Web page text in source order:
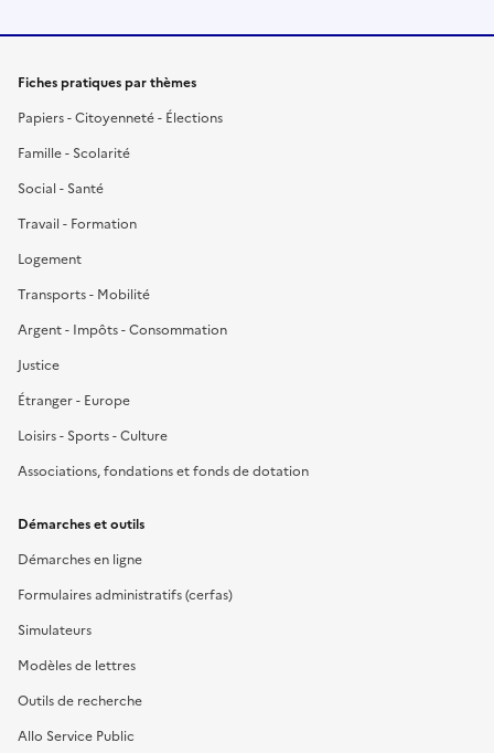
Fiches pratiques par thèmes
Papiers - Citoyenneté - Élections
Famille - Scolarité
Social - Santé
Travail - Formation
Logement
Transports - Mobilité
Argent - Impôts - Consommation
Justice
Étranger - Europe
Loisirs - Sports - Culture
Associations, fondations et fonds de dotation
Démarches et outils
Démarches en ligne
Formulaires administratifs (cerfas)
Simulateurs
Modèles de lettres
Outils de recherche
Allo Service Public